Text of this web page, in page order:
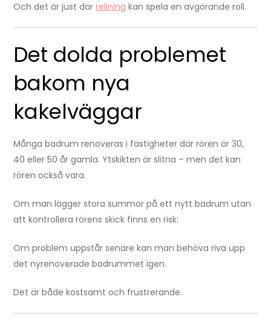
Och det är just därrelining kan spela en avgörande roll.
Det dolda problemet
bakom nya
kakelväggar
Många badrum renoveras i fastigheter där rören är 30,
40 eller 50 år gamla. Ytskikten är slitna – men det kan
rören också vara.
Om man lägger stora summor på ett nytt badrum utan
att kontrollera rörens skick finns en risk:
Om problem uppstår senare kan man behöva riva upp
det nyrenoverade badrummet igen.
Det är både kostsamt och frustrerande.